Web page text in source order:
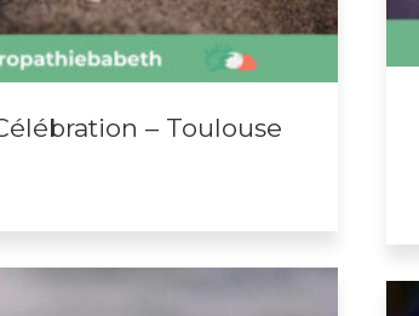
– Toulouse